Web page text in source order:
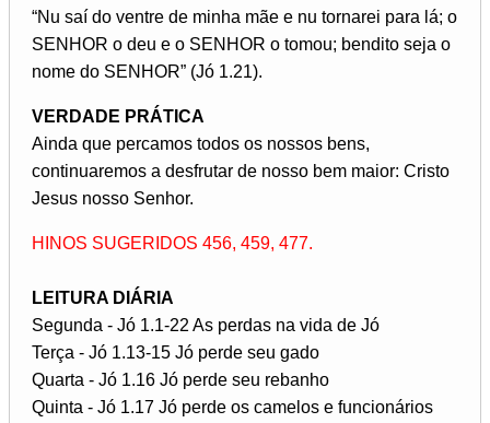
“Nu saí do ventre de minha mãe e nu tornarei para lá; o
SENHOR o deu e o SENHOR o tomou; bendito seja o
nome do SENHOR” (Jó 1.21).
VERDADE PRÁTICA
Ainda que percamos todos os nossos bens,
continuaremos a desfrutar de nosso bem maior: Cristo
Jesus nosso Senhor.
HINOS SUGERIDOS 456, 459, 477.
LEITURA DIÁRIA
Segunda - Jó 1.1-22 As perdas na vida de Jó
Terça - Jó 1.13-15 Jó perde seu gado
Quarta - Jó 1.16 Jó perde seu rebanho
Quinta - Jó 1.17 Jó perde os camelos e funcionários